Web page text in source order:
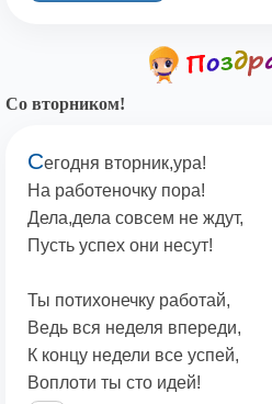
Со вторником!
Сегодня вторник,ура!
На работеночку пора!
Дела,дела совсем не ждут,
Пусть успех они несут!
Ты потихонечку работай,
Ведь вся неделя впереди,
К концу недели все успей,
Воплоти ты сто идей!